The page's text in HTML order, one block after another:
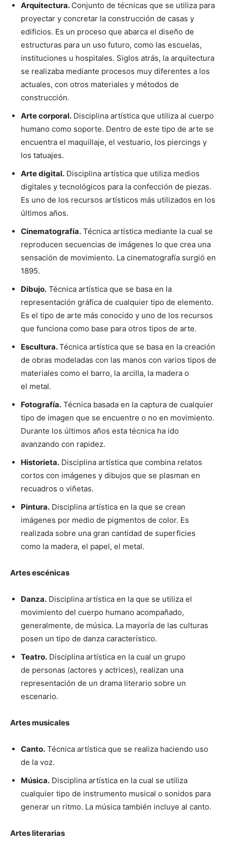
Arquitectura. Conjunto de técnicas que se utiliza para
proyectar y concretar la construcción de casas y
edificios. Es un proceso que abarca el diseño de
estructuras para un uso futuro, como las escuelas,
instituciones u hospitales. Siglos atrás, la arquitectura
se realizaba mediante procesos muy diferentes a los
actuales, con otros materiales y métodos de
construcción.
Arte corporal. Disciplina artística que utiliza al cuerpo
humano como soporte. Dentro de este tipo de arte se
encuentra el maquillaje, el vestuario, los piercings y
los tatuajes.
Arte digital. Disciplina artística que utiliza medios
digitales y tecnológicos para la confección de piezas.
Es uno de los recursos artísticos más utilizados en los
últimos años.
Cinematografía. Técnica artística mediante la cual se
reproducen secuencias de imágenes lo que crea una
sensación de movimiento. La cinematografía surgió en
1895.
Dibujo. Técnica artística que se basa en la
representación gráfica de cualquier tipo de elemento.
Es el tipo de arte más conocido y uno de los recursos
que funciona como base para otros tipos de arte.
Escultura.Técnica artística que se basa en la creación
de obras modeladas con las manos con varios tipos de
materiales como el barro, la arcilla, la madera o
el metal.
Fotografía. Técnica basada en la captura de cualquier
tipo de imagen que se encuentre o no en movimiento.
Durante los últimos años esta técnica ha ido
avanzando con rapidez.
Historieta. Disciplina artística que combina relatos
cortos con imágenes y dibujos que se plasman en
recuadros o viñetas.
Pintura. Disciplina artística en la que se crean
imágenes por medio de pigmentos de color. Es
realizada sobre una gran cantidad de superficies
como la madera, el papel, el metal.
Artes escénicas
Danza. Disciplina artística en la que se utiliza el
movimiento del cuerpo humano acompañado,
generalmente, de música. La mayoría de las culturas
posen un tipo de danza característico.
Teatro. Disciplina artística en la cual un grupo
de personas (actores y actrices), realizan una
representación de un drama literario sobre un
escenario.
Artes musicales
Canto. Técnica artística que se realiza haciendo uso
de la voz.
Música. Disciplina artística en la cual se utiliza
cualquier tipo de instrumento musical o sonidos para
generar un ritmo. La música también incluye al canto.
Artes literarias